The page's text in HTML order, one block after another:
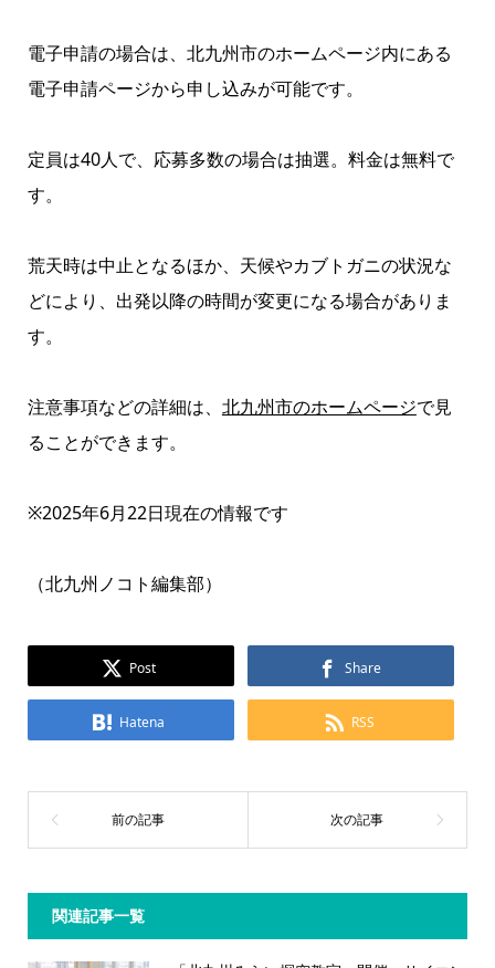
電子申請の場合は、北九州市のホームページ内にある
電子申請ページから申し込みが可能です。
定員は40人で、応募多数の場合は抽選。料金は無料で
す。
荒天時は中止となるほか、天候やカブトガニの状況な
どにより、出発以降の時間が変更になる場合がありま
す。
注意事項などの詳細は、 北九州市のホームページで見
ることができます。
※2025年6月22日現在の情報です
（北九州ノコト編集部）
Post Share
Hatena RSS
関連記事一覧